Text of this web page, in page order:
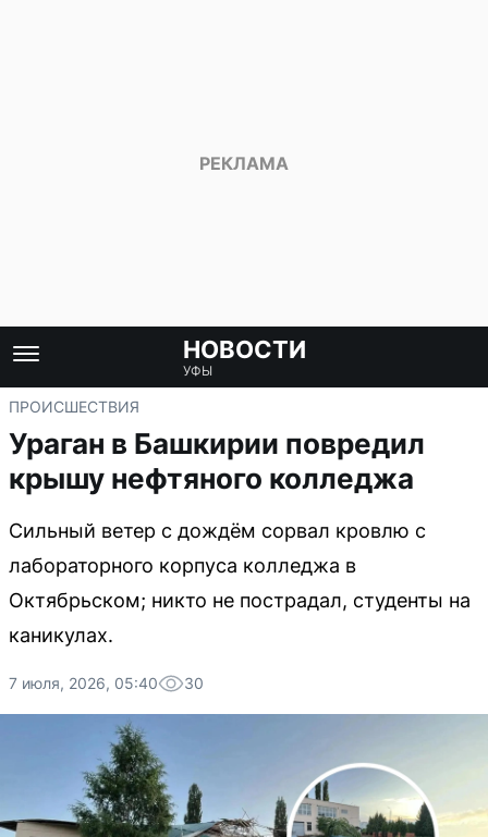
НОВОСТИ
УФЫ
ПРОИСШЕСТВИЯ
Ураган в Башкирии повредил
крышу нефтяного колледжа
Сильный ветер с дождём сорвал кровлю с
лабораторного корпуса колледжа в
Октябрьском; никто не пострадал, студенты на
каникулах.
7 июля, 2026, 05:40 30